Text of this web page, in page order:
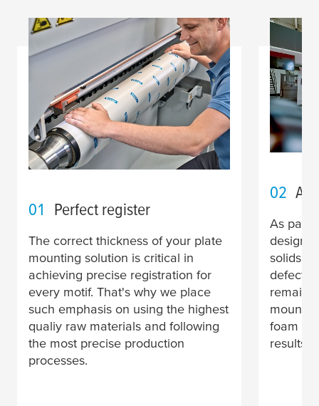
01 Perfect register
The correct thickness of your plate
mounting solution is critical in
achieving precise registration for
every motif. That's why we place
such emphasis on using the highest
qualiy raw materials and following
the most precise production
processes.
02
As part
design,
solids
defects
remain
foam
results